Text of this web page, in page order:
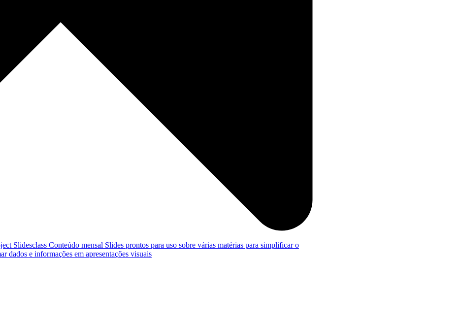
Slidesclass Conteúdo mensal Slides prontos para uso sobre várias matérias para simplificar o
dados e informações em apresentações visuais